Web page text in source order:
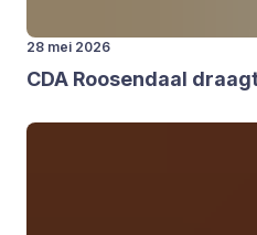
28 mei 2026
CDA Roo­sen­daal